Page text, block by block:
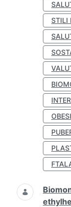
STILI